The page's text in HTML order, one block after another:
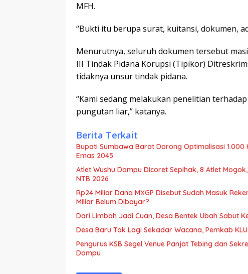
MFH.
“Bukti itu berupa surat, kuitansi, dokumen,
Menurutnya, seluruh dokumen tersebut
III Tindak Pidana Korupsi (Tipikor)
tidaknya unsur tindak pidana.
“Kami sedang melakukan penelitian
pungutan liar,” katanya.
Berita Terkait
Bupati Sumbawa Barat Dorong Optimalisasi 1.000
Emas 2045
Atlet Wushu Dompu Dicoret Sepihak, 8 Atlet
NTB 2026
Rp24 Miliar Dana MXGP Disebut Sudah Masuk
Miliar Belum Dibayar?
Dari Limbah Jadi Cuan, Desa Bentek Ubah Sabut
Desa Baru Tak Lagi Sekadar Wacana, Pemkab
Pengurus KSB Segel Venue Panjat Tebing dan
Dompu